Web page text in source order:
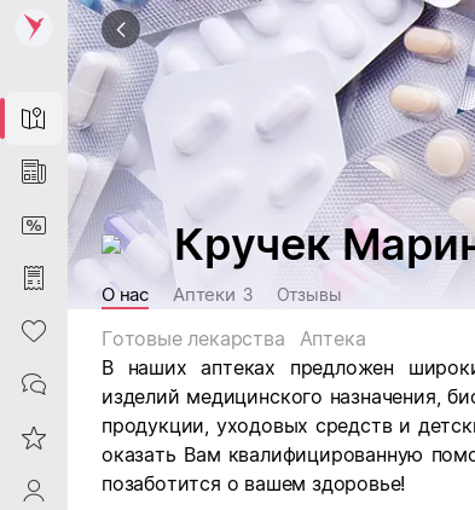
Map
News
DiscountCard
Purchases
Heart
Contacts
Reviews
ProfileSaby
Кручек
О нас Аптеки 3 Отзывы
Готовые лекарства
Аптека
В наших аптеках предложен
изделий медицинского назначения,
продукции, уходовых средств и
оказать Вам квалифицированную
позаботится о вашем здоровье!